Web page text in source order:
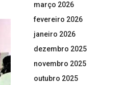
março 2026
fevereiro 2026
janeiro 2026
dezembro 2025
novembro 2025
outubro 2025